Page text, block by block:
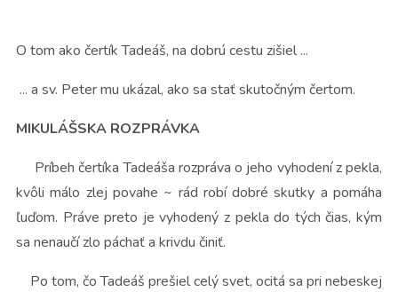
O tom ako čertík Tadeáš, na dobrú cestu zišiel ...
... a sv. Peter mu ukázal, ako sa stať skutočným čertom.
MIKULÁŠSKA ROZPRÁVKA
Príbeh čertíka Tadeáša rozpráva o jeho vyhodení z pekla,
kvôli málo zlej povahe ~ rád robí dobré skutky a pomáha
ľuďom. Práve preto je vyhodený z pekla do tých čias, kým
sa nenaučí zlo páchať a krivdu činiť.
Po tom, čo Tadeáš prešiel celý svet, ocitá sa pri nebeskej